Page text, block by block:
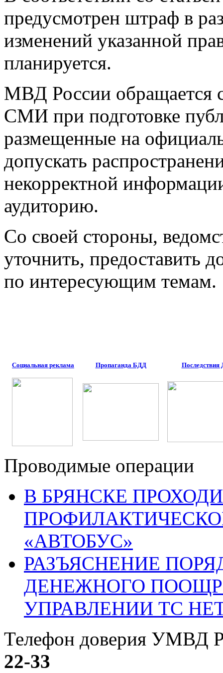
предусмотрен штраф в
изменений указанной
планируется.
МВД России обращается
СМИ при подготовке
размещенные на
допускать
некорректной
аудиторию.
Со своей стороны,
уточнить, предоставить
по интересующим темам.
Социальная реклама Пропаганда БДД
Проводимые операции
В БРЯНСКЕ
«АВТОБУС»
РАЗЪЯСНЕНИЕ
ДЕНЕЖНОГО
УПРАВЛЕНИИ ТС
Телефон доверия УМВД
22-33